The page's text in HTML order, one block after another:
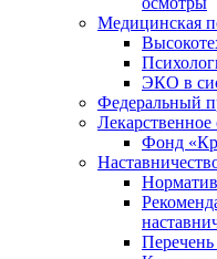
Медицинская
ЭКО в
Федеральный
Лекарственное
Фонд